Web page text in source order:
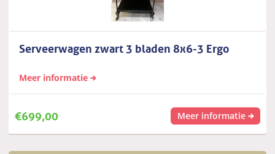
Serveerwagen zwart 3 bladen 8x6-3 Ergo
Meer informatie
€699,00 Meer informatie